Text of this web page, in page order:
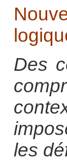
Des
les